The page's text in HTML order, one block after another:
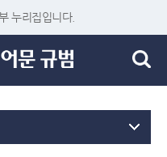
누리집입니다.